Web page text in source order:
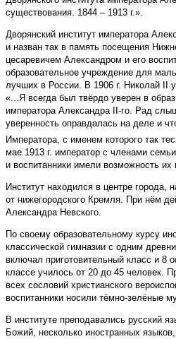
существования. 1844 – 1913 г.».
Дворянский институт императора
и назван так в память посещения
цесаревичем Александром и его
образовательное учреждение для
лучших в России. В 1906 г. Николай II
«...Я всегда был твёрдо уверен в
императора Александра II-го. Рад
уверенность оправдалась на деле и
Императора, с именем которого так
мае 1913 г. император с членами
и воспитанники имели возможность их
Институт находился в центре города,
от нижегородского Кремля. При нём
Александра Невского.
По своему образовательному курсу
классической гимназии с одним
включал приготовительный класс и 8
классе училось от 20 до 45 человек.
всех сословий христианского
воспитанники носили тёмно-зелёные
В институте преподавались русский
Божий, несколько иностранных